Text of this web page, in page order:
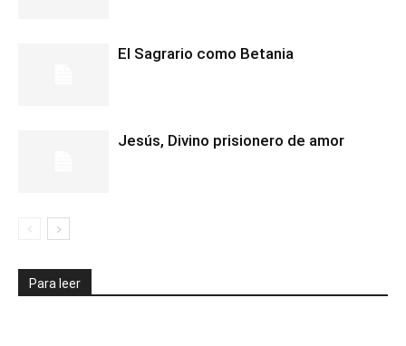
El Sagrario como Betania
Jesús, Divino prisionero de amor
Para leer